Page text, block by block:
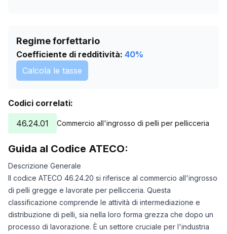
Regime forfettario
Coefficiente di redditività: 40%
Calcola le tasse
Codici correlati:
46.24.01
Commercio all'ingrosso di pelli per pellicceria
Guida al Codice ATECO:
Descrizione Generale
Il codice ATECO 46.24.20 si riferisce al commercio all'ingrosso
di pelli gregge e lavorate per pellicceria. Questa
classificazione comprende le attività di intermediazione e
distribuzione di pelli, sia nella loro forma grezza che dopo un
processo di lavorazione. È un settore cruciale per l'industria